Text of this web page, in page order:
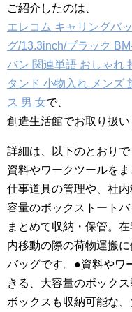
ご紹介したのは、
エレコム キャリングバ
グ/13.3inch/ブラック
バン 関連単語 おしゃれ
タンド 小物入れ メンズ
ス 男 女で、
創造生活館でお取り扱い
詳細は、以下のとおりで
資料やワークツールを
仕事道具の管理や、社
容量のボックストート
まとめて収納・保管。
内移動の際の荷物運搬
バッグです。●資料やワ
きる、大容量のボック
ボックスも収納可能な